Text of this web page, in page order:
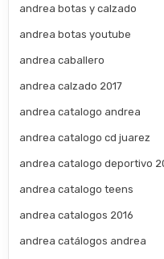
andrea botas y calzado
andrea botas youtube
andrea caballero
andrea calzado 2017
andrea catalogo andrea
andrea catalogo cd juarez
andrea catalogo deportivo
andrea catalogo teens
andrea catalogos 2016
andrea catálogos andrea